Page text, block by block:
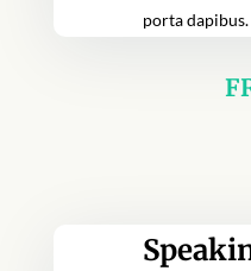
porta dapibus.